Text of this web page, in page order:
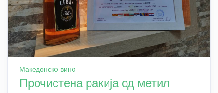
Македонскo винo
Прочистена ракија од метил